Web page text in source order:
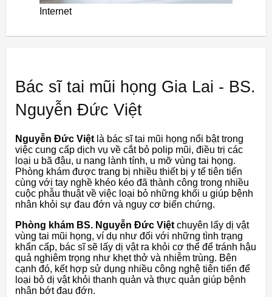
Internet
Bác sĩ tai mũi họng Gia Lai - BS.
Nguyễn Đức Việt
Nguyễn Đức Việt là bác sĩ tai mũi họng nổi bật trong
việc cung cấp dịch vụ về cắt bỏ polip mũi, điều trị các
loại u bã đậu, u nang lành tính, u mỡ vùng tai họng.
Phòng khám được trang bị nhiều thiết bị y tế tiên tiến
cùng với tay nghề khéo kéo đã thành công trong nhiều
cuộc phẫu thuật về việc loại bỏ những khối u giúp bệnh
nhân khỏi sự đau đớn và nguy cơ biến chứng.
Phòng khám BS. Nguyễn Đức Việt chuyên lấy dị vật
vùng tai mũi họng, ví dụ như đối với những tình trạng
khẩn cấp, bác sĩ sẽ lấy dị vật ra khỏi cơ thể để tránh hậu
quả nghiêm trọng như khẹt thở và nhiễm trùng. Bên
cạnh đó, kết hợp sử dụng nhiều công nghệ tiên tiến để
loại bỏ dị vật khỏi thanh quản và thực quản giúp bệnh
nhân bớt đau đớn.